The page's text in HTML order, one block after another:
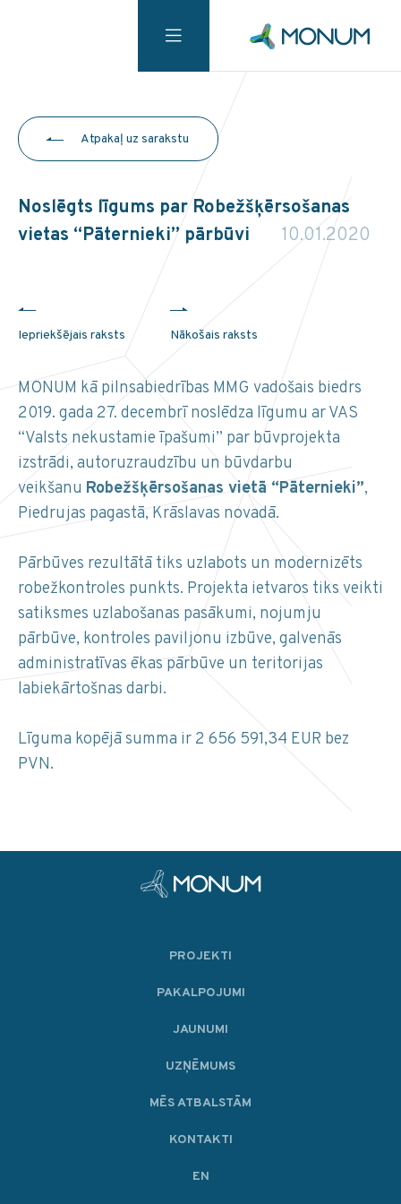
Atpakaļ uz sarakstu
Noslēgts līgums par Robežšķērsošanas
vietas “Pāternieki” pārbūvi
10.01.2020
Iepriekšējais raksts Nākošais raksts
MONUM kā pilnsabiedrības MMG vadošais biedrs
2019. gada 27. decembrī noslēdza līgumu ar VAS
“Valsts nekustamie īpašumi” par būvprojekta
izstrādi, autoruzraudzību un būvdarbu
veikšanu Robežšķērsošanas vietā “Pāternieki”,
Piedrujas pagastā, Krāslavas novadā.
Pārbūves rezultātā tiks uzlabots un modernizēts
robežkontroles punkts. Projekta ietvaros tiks veikti
satiksmes uzlabošanas pasākumi, nojumju
pārbūve, kontroles paviljonu izbūve, galvenās
administratīvas ēkas pārbūve un teritorijas
labiekārtošnas darbi.
Līguma kopējā summa ir 2 656 591,34 EUR bez
PVN.
PROJEKTI
PAKALPOJUMI
JAUNUMI
UZŅĒMUMS
MĒS ATBALSTĀM
KONTAKTI
EN